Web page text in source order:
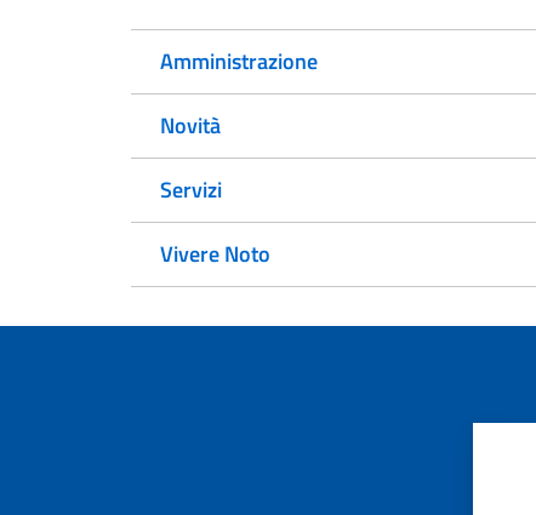
Amministrazione
Novità
Servizi
Vivere Noto